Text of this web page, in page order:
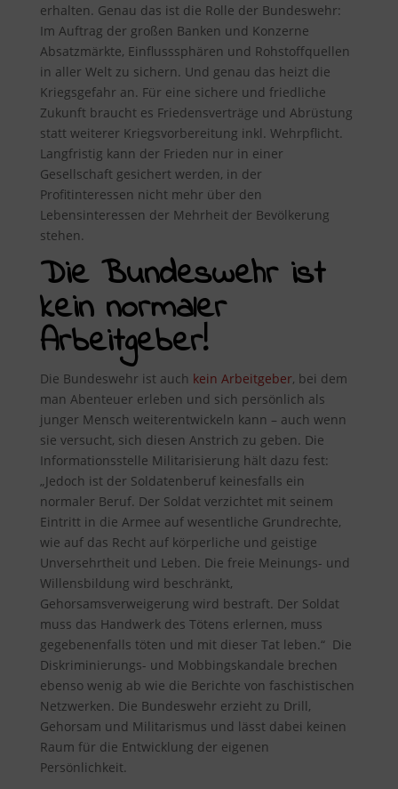
erhalten. Genau das ist die Rolle der Bundeswehr:
Im Auftrag der großen Banken und Konzerne
Absatzmärkte, Einflusssphären und Rohstoffquellen
in aller Welt zu sichern. Und genau das heizt die
Kriegsgefahr an. Für eine sichere und friedliche
Zukunft braucht es Friedensverträge und Abrüstung
statt weiterer Kriegsvorbereitung inkl. Wehrpflicht.
Langfristig kann der Frieden nur in einer
Gesellschaft gesichert werden, in der
Profitinteressen nicht mehr über den
Lebensinteressen der Mehrheit der Bevölkerung
stehen.
Die Bundeswehr ist
kein normaler
Arbeitgeber!
Die Bundeswehr ist auch kein Arbeitgeber, bei dem
man Abenteuer erleben und sich persönlich als
junger Mensch weiterentwickeln kann – auch wenn
sie versucht, sich diesen Anstrich zu geben. Die
Informationsstelle Militarisierung hält dazu fest:
„Jedoch ist der Soldatenberuf keinesfalls ein
normaler Beruf. Der Soldat verzichtet mit seinem
Eintritt in die Armee auf wesentliche Grundrechte,
wie auf das Recht auf körperliche und geistige
Unversehrtheit und Leben. Die freie Meinungs- und
Willensbildung wird beschränkt,
Gehorsamsverweigerung wird bestraft. Der Soldat
muss das Handwerk des Tötens erlernen, muss
gegebenenfalls töten und mit dieser Tat leben.“ Die
Diskriminierungs- und Mobbingskandale brechen
ebenso wenig ab wie die Berichte von faschistischen
Netzwerken. Die Bundeswehr erzieht zu Drill,
Gehorsam und Militarismus und lässt dabei keinen
Raum für die Entwicklung der eigenen
Persönlichkeit.